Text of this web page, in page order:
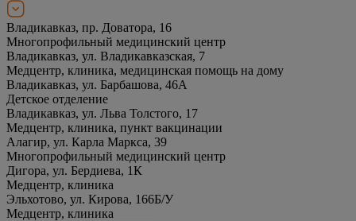
Владикавказ, пр. Доватора, 16
Многопрофильный медицинский центр
Владикавказ, ул. Владикавказская, 7
Медцентр, клиника, медицинская помощь на дому
Владикавказ, ул. Барбашова, 46А
Детское отделение
Владикавказ, ул. Льва Толстого, 17
Медцентр, клиника, пункт вакцинации
Алагир, ул. Карла Маркса, 39
Многопрофильный медицинский центр
Дигора, ул. Бердиева, 1К
Медцентр, клиника
Эльхотово, ул. Кирова, 166Б/У
Медцентр, клиника